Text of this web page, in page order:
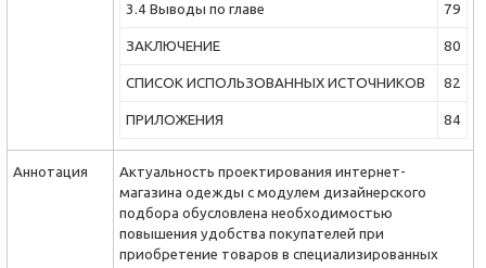
3.4 Выводы по главе 79
ЗАКЛЮЧЕНИЕ 80
СПИСОК ИСПОЛЬЗОВАННЫХ ИСТОЧНИКОВ 82
ПРИЛОЖЕНИЯ 84
Аннотация
Актуальность проекти­рования интернет-
магазина одежды с модулем дизайнерского
подбора обусловлена необходимостью
повышения удобства покупателей при
приобретение товаров в специали­зированных